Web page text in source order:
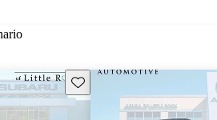
Guarda este Aviso